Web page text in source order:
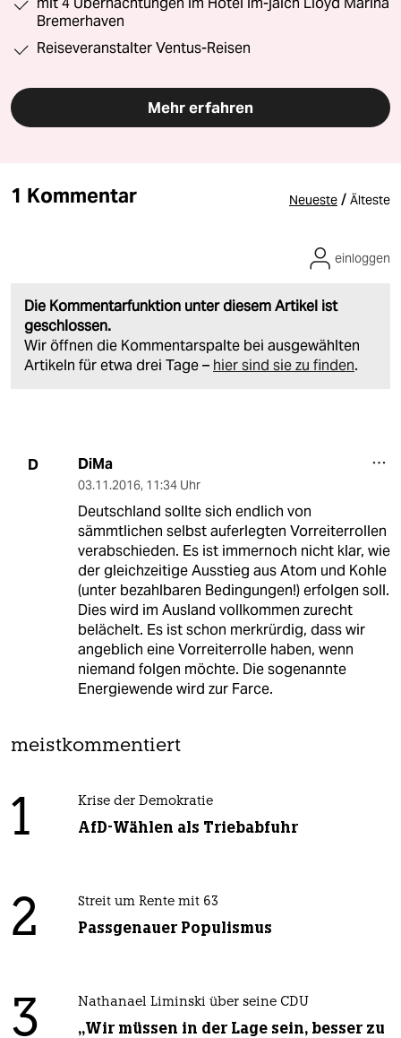
Bremerhaven
Reiseveranstalter Ventus-Reisen
Mehr erfahren
1 Kommentar Neueste / Älteste
Die Kommentarfunktion unter diesem Artikel ist
geschlossen.
Wir öffnen die Kommentarspalte bei ausgewählten
Artikeln für etwa drei Tage – hier sind sie zu finden.
einloggen
D DiMa
03.11.2016, 11:34 Uhr
Deutschland sollte sich endlich von
sämmtlichen selbst auferlegten Vorreiterrollen
verabschieden. Es ist immernoch nicht klar, wie
der gleichzeitige Ausstieg aus Atom und Kohle
(unter bezahlbaren Bedingungen!) erfolgen soll.
Dies wird im Ausland vollkommen zurecht
belächelt. Es ist schon merkrürdig, dass wir
angeblich eine Vorreiterrolle haben, wenn
niemand folgen möchte. Die sogenannte
Energiewende wird zur Farce.
meistkommentiert
1 Krise der Demokratie
AfD-Wählen als Triebabfuhr
2 Streit um Rente mit 63
Passgenauer Populismus
3 Nathanael Liminski über seine CDU
„Wir müssen in der Lage sein, besser zu